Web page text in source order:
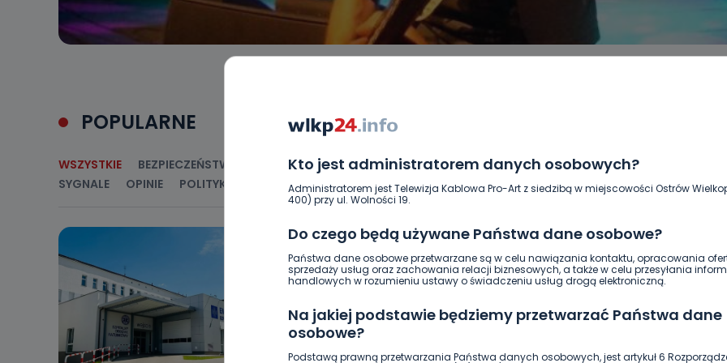
Kto jest administratorem danych osobowych?
Administratorem jest Telewizja Kablowa Pro-Art z siedzibą w miejscowości Ostrów
400) przy ul. Wolności 19.
Do czego będą używane Państwa dane osobowe?
Państwa dane osobowe przetwarzane są w celu nawiązania kontaktu, opracowania
sprzedaży usług oraz zachowania relacji biznesowych, a także w celu przesyłania
handlowych w rozumieniu ustawy o świadczeniu usług drogą elektroniczną.
Na jakiej podstawie będziemy przetwarzać Państwa dane
osobowe?
Podstawą prawną przetwarzania Państwa danych osobowych, jest artykuł 6
POPULARNE
WSZYSTKIE BEZPIECZEŃSTWO CIEKAWOSTKI EDUKACJA GOSPODARKA I FINANSE HISTORIA
SYGNALE
OPINIE POLITYKA RELIGIA SAMORZĄD ŚRODOWISKO WASZE INFO WSZYSTKICH ŚWIĘTYCH